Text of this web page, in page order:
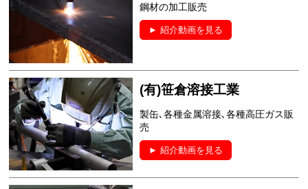
鋼材の加工販売
► 紹介動画を見る
(有)笹倉溶接工業
製缶､各種金属溶接､各種高圧ガス販
売
► 紹介動画を見る